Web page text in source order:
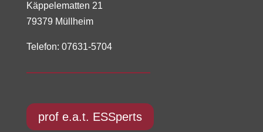
Käppelematten 21
79379 Müllheim
Telefon: 07631-5704
prof e.a.t. ESSperts